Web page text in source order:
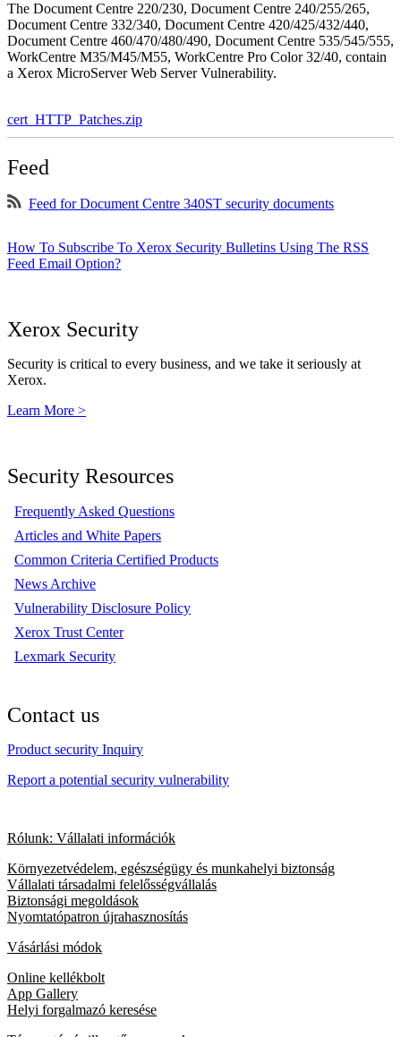
The Document Centre 220/230, Document Centre 240/255/265,
Document Centre 332/340, Document Centre 420/425/432/440,
Document Centre 460/470/480/490, Document Centre 535/545/555,
WorkCentre M35/M45/M55, WorkCentre Pro Color 32/40, contain
a Xerox MicroServer Web Server Vulnerability.
cert_HTTP_Patches.zip
Feed
Feed for Document Centre 340ST security documents
How To Subscribe To Xerox Security Bulletins Using The RSS
Feed Email Option?
Xerox Security
Security is critical to every business, and we take it seriously at
Xerox.
Learn More >
Security Resources
Frequently Asked Questions
Articles and White Papers
Common Criteria Certified Products
News Archive
Vulnerability Disclosure Policy
Xerox Trust Center
Lexmark Security
Contact us
Product security Inquiry
Report a potential security vulnerability
Rólunk: Vállalati információk
Környezetvédelem, egészségügy és munkahelyi biztonság
Vállalati társadalmi felelősségvállalás
Biztonsági megoldások
Nyomtatópatron újrahasznosítás
Vásárlási módok
Online kellékbolt
App Gallery
Helyi forgalmazó keresése